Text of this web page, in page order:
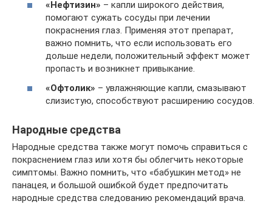
«Нефтизин» – капли широкого действия,
помогают сужать сосуды при лечении
покраснения глаз. Применяя этот препарат,
важно помнить, что если использовать его
дольше недели, положительный эффект может
пропасть и возникнет привыкание.
«Офтолик» – увлажняющие капли, смазывают
слизистую, способствуют расширению сосудов.
Народные средства
Народные средства также могут помочь справиться с
покраснением глаз или хотя бы облегчить некоторые
симптомы. Важно помнить, что «бабушкин метод» не
панацея, и большой ошибкой будет предпочитать
народные средства следованию рекомендаций врача.